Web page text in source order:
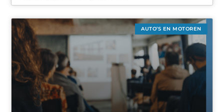
AUTO’S EN MOTOREN